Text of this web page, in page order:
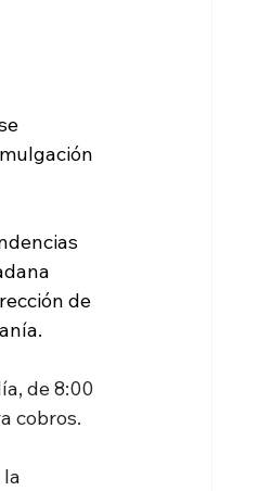
de
de 8:00
cobros.